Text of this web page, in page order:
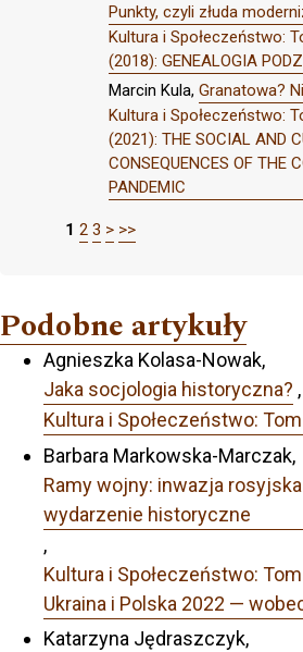
Punkty, czyli złuda
Kultura i Społeczeństwo:
(2018): GENEALOGIA
Marcin Kula, Granatowa?
Kultura i Społeczeństwo:
(2021): THE SOCIAL AND
CONSEQUENCES OF THE
PANDEMIC
1 2 3 > >>
Podobne artykuły
Agnieszka Kolasa-Nowak,
Jaka socjologia historyczna? ,
Kultura i Społeczeństwo:
Barbara Markowska-Marczak,
Ramy wojny: inwazja
wydarzenie historyczne
,
Kultura i Społeczeństwo:
Ukraina i Polska 2022 —
Katarzyna Jędraszczyk,